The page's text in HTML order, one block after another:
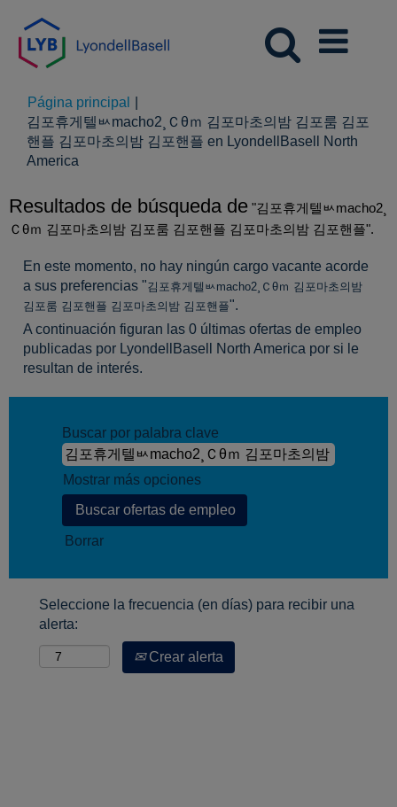
Página principal
김포휴게텔ㅄmacho2¸Ｃθｍ 김포마초의밤 김포룸 김포
핸플 김포마초의밤 김포핸플 en LyondellBasell North
America
Resultados de búsqueda de "김포휴게텔ㅄmacho2¸
Ｃθｍ 김포마초의밤 김포룸 김포핸플 김포마초의밤 김포핸플".
En este momento, no hay ningún cargo vacante acorde
a sus preferencias "김포휴게텔ㅄmacho2¸Ｃθｍ 김포마초의밤
김포룸 김포핸플 김포마초의밤 김포핸플".
A continuación figuran las 0 últimas ofertas de empleo
publicadas por LyondellBasell North America por si le
resultan de interés.
Buscar por palabra clave
Mostrar más opciones
Borrar
Seleccione la frecuencia (en días) para recibir una
alerta:
Crear alerta